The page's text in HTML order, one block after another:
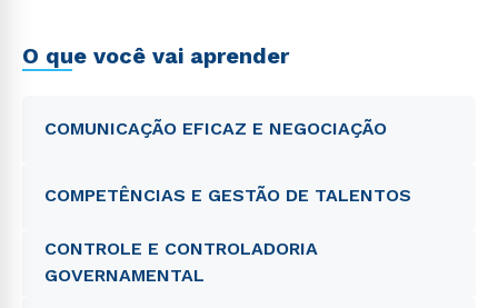
O que você vai aprender
COMUNICAÇÃO EFICAZ E NEGOCIAÇÃO
COMPETÊNCIAS E GESTÃO DE TALENTOS
CONTROLE E CONTROLADORIA
GOVERNAMENTAL